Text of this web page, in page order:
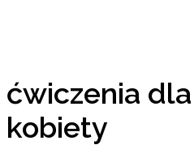
ćwiczenia
kobiety